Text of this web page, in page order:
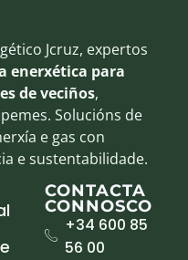
Jcruz, expertos
enerxética para
de veciños,
Solucións de
e gas con
e sustentabilidade.
CONTACTA
CONNOSCO
+34 600 85
56 00